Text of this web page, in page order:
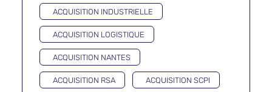
ACQUISITION INDUSTRIELLE
ACQUISITION LOGISTIQUE
ACQUISITION NANTES
ACQUISITION RSA ACQUISITION SCPI